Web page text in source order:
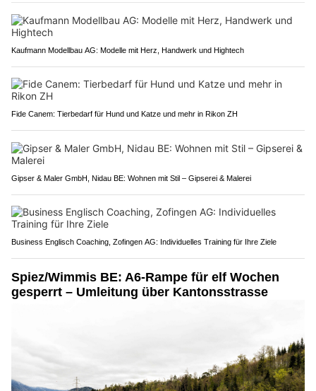
Kaufmann Modellbau AG: Modelle mit Herz, Handwerk und Hightech
Fide Canem: Tierbedarf für Hund und Katze und mehr in Rikon ZH
Gipser & Maler GmbH, Nidau BE: Wohnen mit Stil – Gipserei & Malerei
Business Englisch Coaching, Zofingen AG: Individuelles Training für Ihre Ziele
Spiez/Wimmis BE: A6-Rampe für elf Wochen
gesperrt – Umleitung über Kantonsstrasse